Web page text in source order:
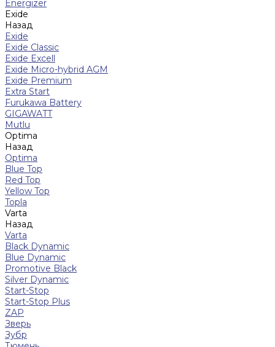
Energizer
Exide
Назад
Exide
Exide Classic
Exide Excell
Exide Micro-hybrid AGM
Exide Premium
Extra Start
Furukawa Battery
GIGAWATT
Mutlu
Optima
Назад
Optima
Blue Top
Red Top
Yellow Top
Topla
Varta
Назад
Varta
Black Dynamic
Blue Dynamic
Promotive Black
Silver Dynamic
Start-Stop
Start-Stop Plus
ZAP
Зверь
Зубр